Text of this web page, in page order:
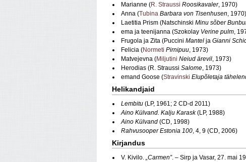
Marianne (R. Straussi Roosikavaler, 1970)
Anna (Tubina Barbara von Tisenhusen, 1970)
Laetitia Prism (Natschinski Minu sõber
ema ja teenijanna (Szokolay Verine pulm,
Frugola ja Zita (Puccini Mantel ja Gianni
Felicia (Normeti Pirnipuu, 1973)
Matvejevna (Miljutini Neiud ärevil, 1973)
Herodias (R. Straussi Salome, 1973)
emand Goose (Stravinski Elupõletaja
Helikandjaid
Lembitu (LP, 1961; 2 CD-d 2011)
Aino Külvand. Kalju Karask(LP, 1988)
Aino Külvand (CD, 1998)
Rahvusooper Estonia 100, 4, 9 (CD, 2006)
Kirjandus
V. Kivilo. „Carmen”. – Sirp ja Vasar, 27. mai